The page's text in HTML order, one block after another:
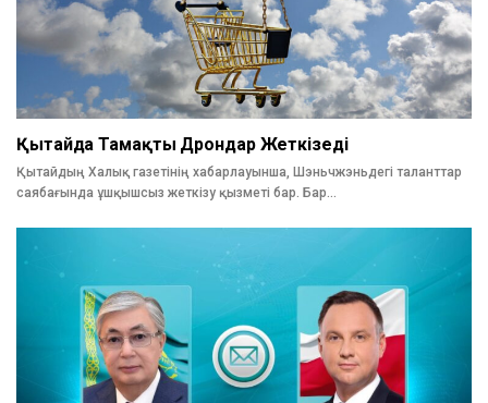
Қытайда Тамақты Дрондар Жеткізеді
Қытайдың Халық газетінің хабарлауынша, Шэньчжэньдегі таланттар
саябағында ұшқышсыз жеткізу қызметі бар. Бар…